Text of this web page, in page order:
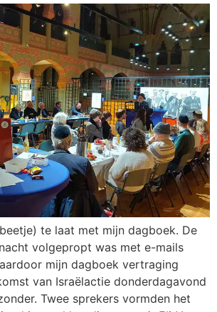
te laat met mijn dagboek. De
volgepropt was met e-mails
mijn dagboek vertraging
van Israëlactie donderdagavond
Twee sprekers vormden het